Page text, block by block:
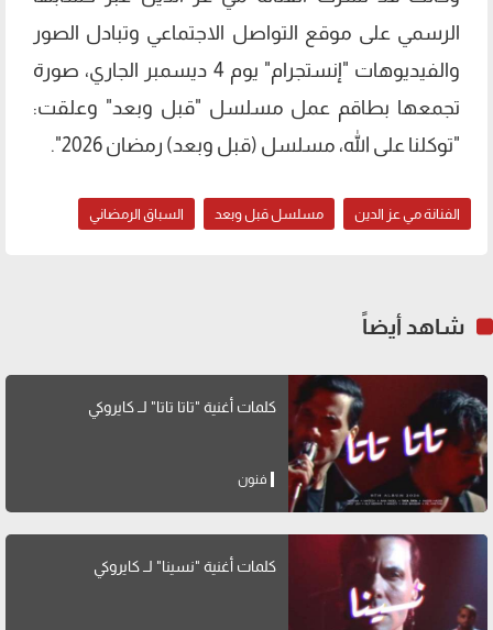
الرسمي على موقع التواصل الاجتماعي وتبادل الصور
والفيديوهات "إنستجرام" يوم 4 ديسمبر الجاري، صورة
تجمعها بطاقم عمل مسلسل "قبل وبعد" وعلقت:
"توكلنا على الله، مسلسل (قبل وبعد) رمضان 2026".
الفنانة مي عز الدين مسلسل قبل وبعد السباق الرمضاني
شاهد أيضاً
كلمات أغنية "تاتا تاتا" لــ كايروكي
فنون
كلمات أغنية "نسينا" لــ كايروكي